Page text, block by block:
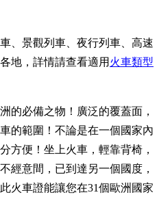
、景觀列車、夜行列車、高速
地，詳情請查看適用 火車類型
的必備之物！廣泛的覆蓋面，
的範圍！不論是在一個國家內
方便！坐上火車，輕靠背椅，
經意間，已到達另一個國度，
火車證能讓您在31個歐洲國家